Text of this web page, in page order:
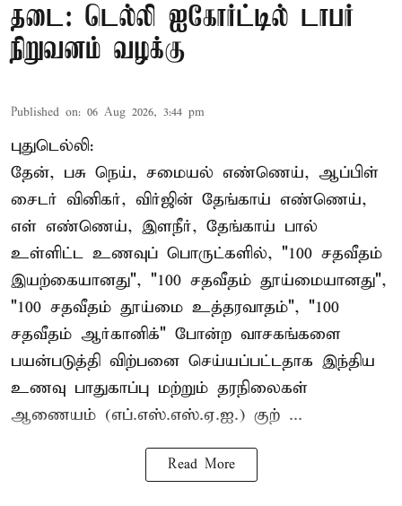
தடை: டெல்லி ஐகோர்ட்டில் டாபர்
நிறுவனம் வழக்கு
Published on: 06 Aug 2026, 3:44 pm
புதுடெல்லி:
தேன், பசு நெய், சமையல் எண்ணெய், ஆப்பிள்
சைடர் வினிகர், விர்ஜின் தேங்காய் எண்ணெய்,
எள் எண்ணெய், இளநீர், தேங்காய் பால்
உள்ளிட்ட உணவுப் பொருட்களில், "100 சதவீதம்
இயற்கையானது", "100 சதவீதம் தூய்மையானது",
"100 சதவீதம் தூய்மை உத்தரவாதம்", "100
சதவீதம் ஆர்கானிக்" போன்ற வாசகங்களை
பயன்படுத்தி விற்பனை செய்யப்பட்டதாக இந்திய
உணவு பாதுகாப்பு மற்றும் தரநிலைகள்
ஆணையம் (எப்.எஸ்.எஸ்.ஏ.ஐ.) குற் ...
Read More